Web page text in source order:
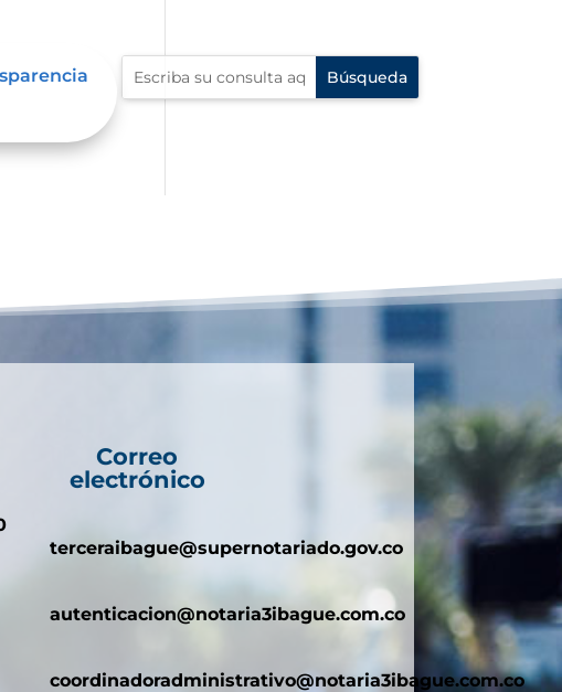
Correo
electrónico
terceraibague@supernotariado.gov.co
autenticacion@notaria3ibague.com.co
coordinadoradministrativo@notaria3ibague.com.co